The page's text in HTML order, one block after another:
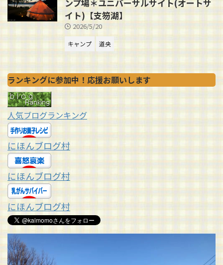
ンプ場＊ユニバーサルサイト(オートサ
イト)【支笏湖】
2026/5/20
キャンプ 道央
ランキングに参加中！応援お願いします
人気ブログランキング
にほんブログ村
にほんブログ村
にほんブログ村